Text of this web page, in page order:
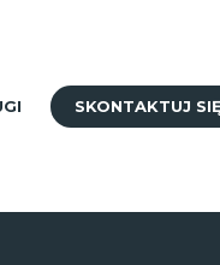
SKONTAKTUJ